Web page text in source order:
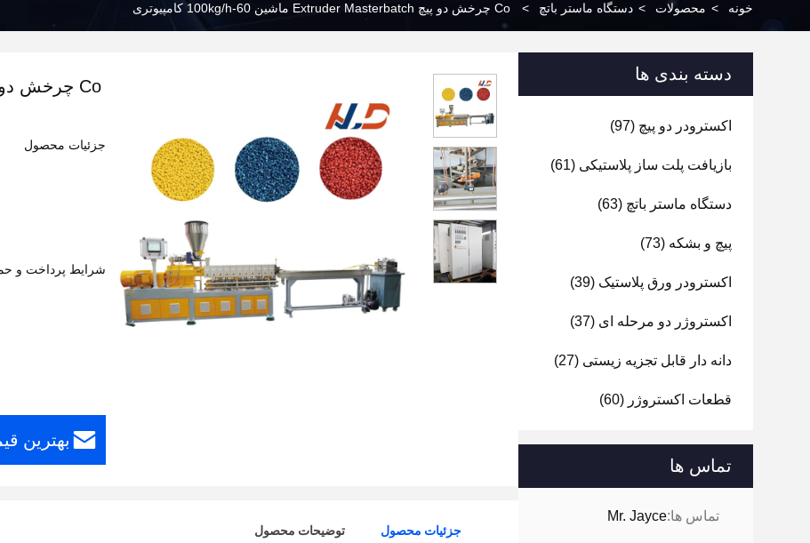
خونه > محصولات > دستگاه ماستر باتچ > Co چرخش دو پیچ Extruder Masterbatch ماشین 60-100kg/h کامپیوتری
دسته بندی ها
اکسترودر دو پیچ (97)
بازیافت پلت ساز پلاستیکی (61)
دستگاه ماستر باتچ (63)
پیچ و بشکه (73)
اکسترودر ورق پلاستیک (39)
اکستروژر دو مرحله ای (37)
دانه دار قابل تجزیه زیستی (27)
قطعات اکستروژر (60)
تماس ها
تماس ها:Mr. Jayce
جزئیات محصول
شرایط پرداخت و
بهترین
جزئیات محصول توضیحات محصول